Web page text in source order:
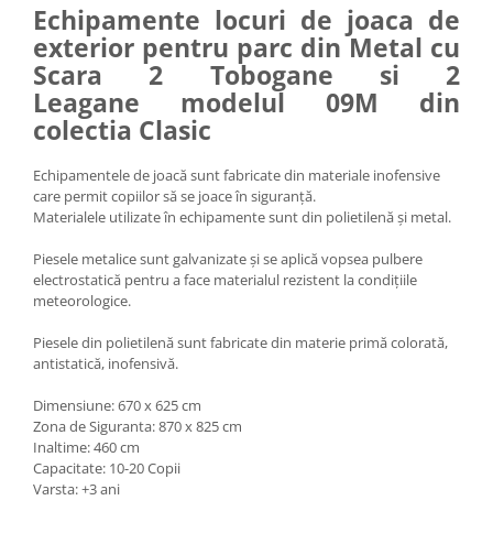
Echipamente locuri de joaca de
exterior pentru parc din Metal cu
Scara 2 Tobogane si 2
Leagane modelul 09M din
colectia Clasic
Echipamentele de joacă sunt fabricate din materiale inofensive
care permit copiilor să se joace în siguranță.
Materialele utilizate în echipamente sunt din polietilenă și metal.
Piesele metalice sunt galvanizate și se aplică vopsea pulbere
electrostatică pentru a face materialul rezistent la condițiile
meteorologice.
Piesele din polietilenă sunt fabricate din materie primă colorată,
antistatică, inofensivă.
Dimensiune: 670 x 625 cm
Zona de Siguranta: 870 x 825 cm
Inaltime: 460 cm
Capacitate: 10-20 Copii
Varsta: +3 ani